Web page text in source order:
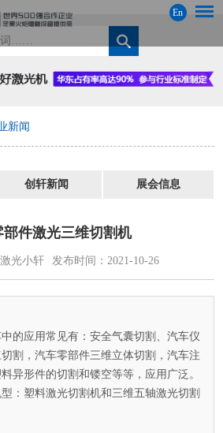
En
新闻
创轩新闻 展会信息
部件激光三维切割机
光小轩 发布时间：2021-10-26
的应用常见有：安全气囊切割、汽车仪
割，汽车零部件三维立体切割，汽车注
异形件的切割和镂空等等，应用广泛。
：塑料激光切割机和三维五轴激光切割